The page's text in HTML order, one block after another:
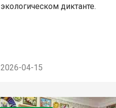
экологическом диктанте.
2026-04-15